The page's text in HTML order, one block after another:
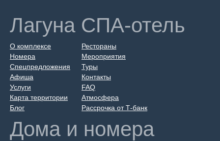
Лагуна СПА-отель
О комплексе
Номера
Спецпредложения
Афиша
Услуги
Карта территории
Блог
Рестораны
Мероприятия
Туры
Контакты
FAQ
Атмосфера
Рассрочка от Т-банк
Дома и номера